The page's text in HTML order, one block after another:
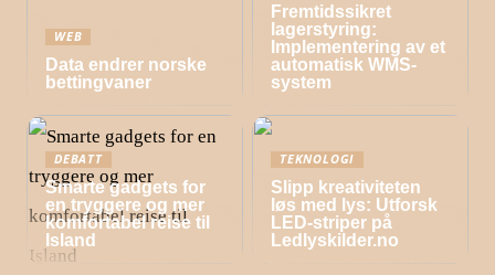
WEB
Data endrer norske
bettingvaner
Fremtidssikret
lagerstyring:
Implementering av et
automatisk WMS-
system
DEBATT
Smarte gadgets for
en tryggere og mer
komfortabel reise til
Island
TEKNOLOGI
Slipp kreativiteten
løs med lys: Utforsk
LED-striper på
Ledlyskilder.no